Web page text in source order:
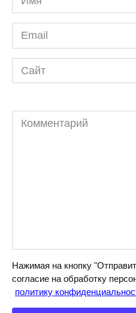
*
Email
*
Сайт
Комментарий
Нажимая на кнопку
согласие на обработку
политику